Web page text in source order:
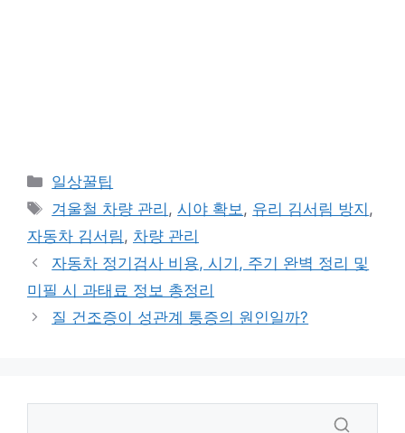
카
테
리
일상꿀팁
태
그
겨울철 차량 관리 ,시야 확보, 유리 김서림 방지 ,
자동차 김서림, 차량 관리
자동차 정기검사 비용, 시기, 주기 완벽 정리 및
미필 시 과태료 정보 총정리
질 건조증이 성관계 통증의 원인일까?